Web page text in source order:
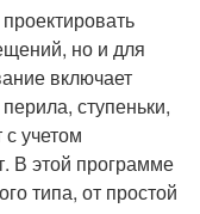
но и для
включает
ступеньки,
учетом
В этой программе
типа, от простой